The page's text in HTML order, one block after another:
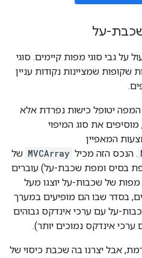
על
סוגי מפות קיימים. סוגי
שמציינות נקודות עניין
יטופל כישות נפרדת אלא
את סוג המיפוי
המאפיין
הזה מכיל MVCArray של
ומפת שכבת-על) עוברים
של שכבות-על יוצגו מעל
שבו הם מופיעים במערך
על עם ערכי אינדקס גבוהים
אינדקס נמוכים יותר).
יצרנו בה שכבת כיסוי של